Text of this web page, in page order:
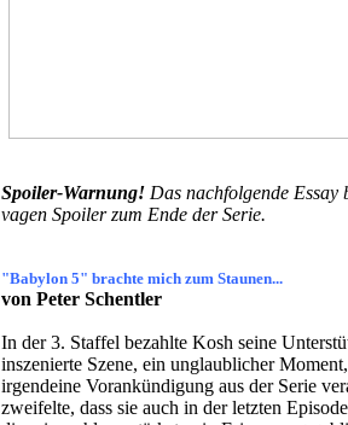
Spoiler-Warnung! Das nachfolgende Essay
vagen Spoiler zum Ende der Serie.
"Babylon 5" brachte mich zum Staunen...
von Peter Schentler
In der 3. Staffel bezahlte Kosh seine
inszenierte Szene, ein unglaublicher
irgendeine Vorankündigung aus der Serie
zweifelte, dass sie auch in der letzten